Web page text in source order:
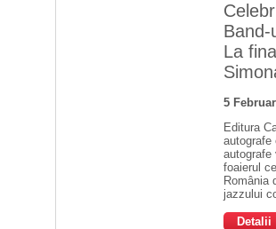
Band-
La
5
Editura
autografe
foaierul
România
jazzului
Detalii